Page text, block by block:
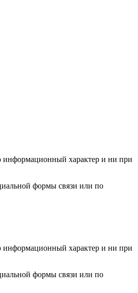
информационный характер и ни при
формы связи или по
информационный характер и ни при
формы связи или по